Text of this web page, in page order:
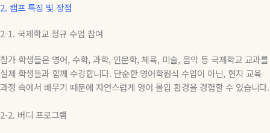
2. 캠프 특징 및 장점
2-1. 국제학교 정규 수업 참여
참가 학생들은 영어, 수학, 과학, 인문학, 체육, 미술, 음악 등 국제학교 교과를
실제 학생들과 함께 수강합니다. 단순한 영어학원식 수업이 아닌, 현지 교육
과정 속에서 배우기 때문에 자연스럽게 영어 몰입 환경을 경험할 수 있습니다.
2-2. 버디 프로그램